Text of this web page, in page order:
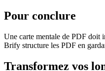
Pour conclure
Une carte mentale de PDF doit
Brify structure les PDF en
Transformez vos